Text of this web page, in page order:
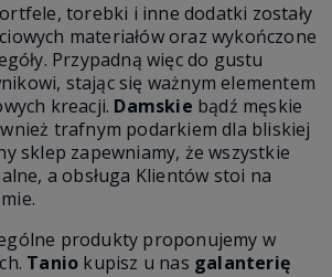
torebki i inne dodatki zostały
materiałów oraz wykończone
Przypadną więc do gustu
stając się ważnym elementem
kreacji. Damskie bądź męskie
trafnym podarkiem dla bliskiej
sklep zapewniamy, że wszystkie
a obsługa Klientów stoi na
produkty proponujemy w
Tanio kupisz u nas galanterię